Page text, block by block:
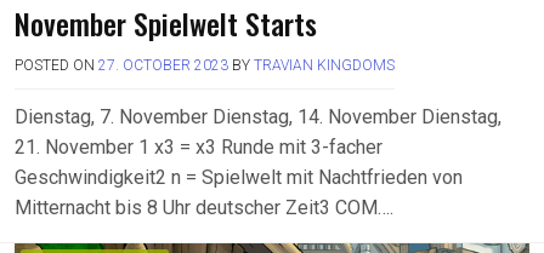
November Spielwelt Starts
POSTED ON 27. OCTOBER 2023 BY TRAVIAN KINGDOMS
Dienstag, 7. November Dienstag, 14. November Dienstag,
21. November 1 x3 = x3 Runde mit 3-facher
Geschwindigkeit2 n = Spielwelt mit Nachtfrieden von
Mitternacht bis 8 Uhr deutscher Zeit3 COM….